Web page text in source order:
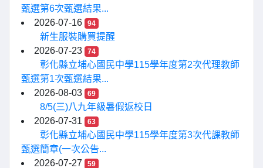
甄選第6次甄選結果...
2026-07-16
94
新生服裝購買提醒
2026-07-23
74
彰化縣立埔心國民中學115學年度第2次代理教師
甄選第1次甄選結果...
2026-08-03
69
8/5(三)八九年級暑假返校日
2026-07-31
63
彰化縣立埔心國民中學115學年度第3次代課教師
甄選簡章(一次公告...
2026-07-27
59